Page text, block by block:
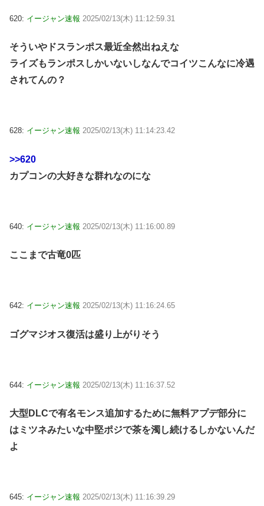
620: イージャン速報 2025/02/13(木) 11:12:59.31
そういやドスランポス最近全然出ねえな
ライズもランポスしかいないしなんでコイツこんなに冷遇
されてんの？
628: イージャン速報 2025/02/13(木) 11:14:23.42
>>620
カプコンの大好きな群れなのにな
640: イージャン速報 2025/02/13(木) 11:16:00.89
ここまで古竜0匹
642: イージャン速報 2025/02/13(木) 11:16:24.65
ゴグマジオス復活は盛り上がりそう
644: イージャン速報 2025/02/13(木) 11:16:37.52
大型DLCで有名モンス追加するために無料アプデ部分に
はミツネみたいな中堅ポジで茶を濁し続けるしかないんだ
よ
645: イージャン速報 2025/02/13(木) 11:16:39.29